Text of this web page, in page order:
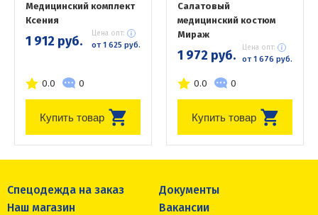
Медицинский комплект
Ксения
1 912 руб. Цена опт:
от 1 625 руб.
0.0 0
Купить товар
Салатовый
медицинский костюм
Мираж
1 972 руб. Цена опт:
от 1 676 руб.
0.0 0
Купить товар
Спецодежда на заказ
Документы
Наш магазин
Вакансии